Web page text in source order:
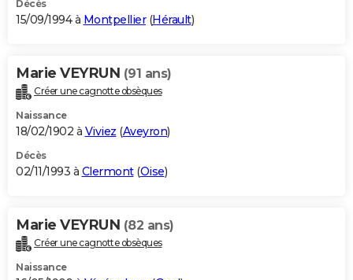
Décès
15/09/1994 à Montpellier(Hérault)
Marie VEYRUN (91 ans)
Créer une cagnotte obsèques
Naissance
18/02/1902 à Viviez (Aveyron)
Décès
02/11/1993 à Clermont(Oise)
Marie VEYRUN (82 ans)
Créer une cagnotte obsèques
Naissance